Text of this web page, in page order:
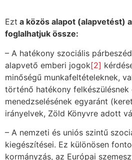
Ezt a közös alapot (alapvetést)
foglalhatjuk össze:
– A hatékony szociális
alapvető emberi jogok[2]
minőségű munkafeltételeknek,
történő hatékony felkészülésnek
menedzselésének egyaránt
irányelvek, Zöld Könyvre adott
– A nemzeti és uniós szintű
kiegészítései. Ez különösen
kormányzás, az Európai